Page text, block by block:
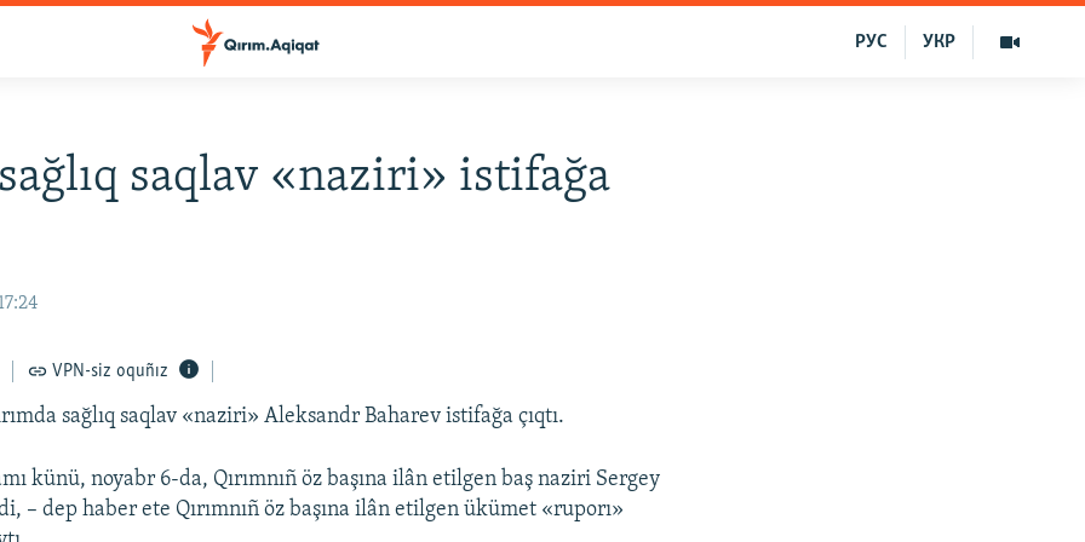
УКР
РУС
sağlıq saqlav «naziri» istifağa
VPN-siz oquñız
sağlıq saqlav «naziri» Aleksandr Baharev istifağa çıqtı.
künü, noyabr 6-da, Qırımnıñ öz başına ilân etilgen baş naziri Sergey
– dep haber ete Qırımnıñ öz başına ilân etilgen ükümet «ruporı»